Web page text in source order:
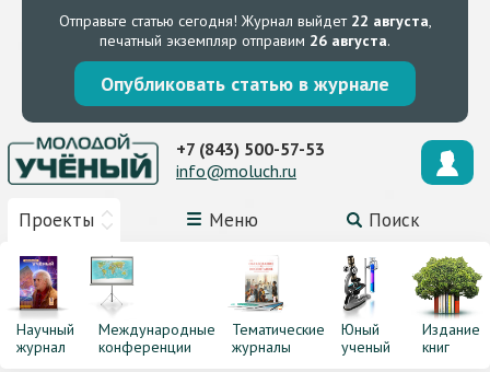
Отправьте статью сегодня! Журнал выйдет 22 августа,
печатный экземпляр отправим 26 августа.
Опубликовать статью в журнале
Проекты Меню Поиск
+7 (843) 500-57-53
info@moluch.ru
Научный
журнал
Международные
конференции
Тематические
журналы
Юный
ученый
Издание
книг